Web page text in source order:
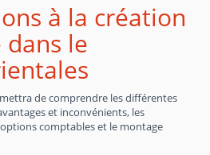
à la création
dans le
de comprendre les différentes
et inconvénients, les
comptables et le montage